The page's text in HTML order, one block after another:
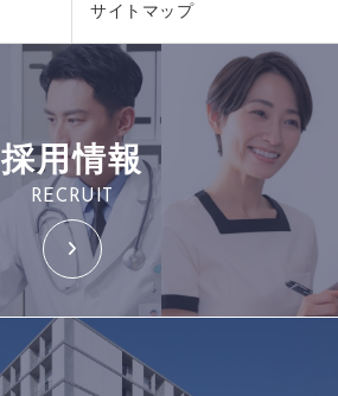
サイトマップ
採用情報
RECRUIT